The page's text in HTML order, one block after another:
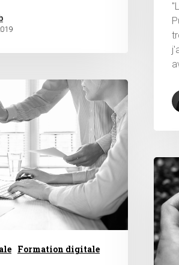
Formation digitale